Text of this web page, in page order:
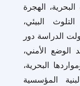
الهجرة
البيئي،
الدراسة دور
الوضع الأمني،
البحرية،
المؤسسية